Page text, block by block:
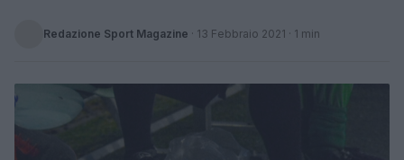
Redazione Sport Magazine · 13 Febbraio 2021 · 1 min